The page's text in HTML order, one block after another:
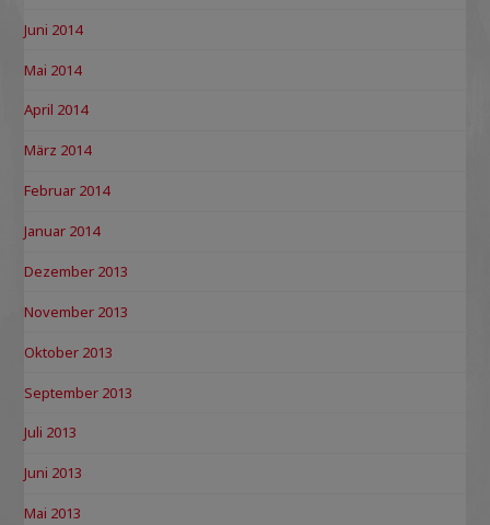
Juni 2014
Mai 2014
April 2014
März 2014
Februar 2014
Januar 2014
Dezember 2013
November 2013
Oktober 2013
September 2013
Juli 2013
Juni 2013
Mai 2013